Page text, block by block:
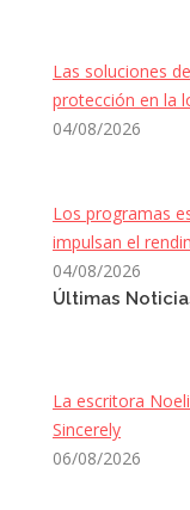
Las soluciones
protección en la
04/08/2026
Los programas
impulsan el
04/08/2026
Últimas
La escritora
Sincerely
06/08/2026